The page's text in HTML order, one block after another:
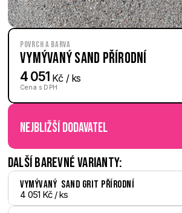
Povrch a barva
Vymývaný Sand přírodní
4 051 Kč / ks
Cena s DPH
nejbližší dodavatel
Další barevné varianty:
Vymývaný  Sand Grit přírodní
4 051 Kč / ks